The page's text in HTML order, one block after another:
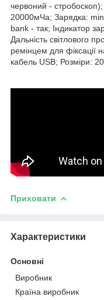
червоний -
20000мЧа; Зарядка:
bank - так; Індикатор
Дальність світлового
ремінцем для фіксації
кабель USB; Розміри:
Приховати
Характеристики
Основні
Виробник
Країна виробник